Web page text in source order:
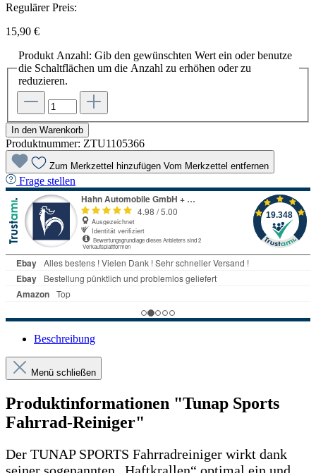
Regulärer Preis:
15,90 €
Produkt Anzahl: Gib den gewünschten Wert ein oder benutze
die Schaltflächen um die Anzahl zu erhöhen oder zu
reduzieren.
In den Warenkorb
Produktnummer: ZTU1105366
Zum Merkzettel hinzufügen Vom Merkzettel entfernen
Frage stellen
Beschreibung
Menü schließen
Produktinformationen "Tunap Sports
Fahrrad-Reiniger"
Der TUNAP SPORTS Fahrradreiniger wirkt dank